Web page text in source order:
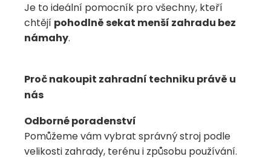
Je to ideální pomocník pro všechny, kteří
chtějí pohodlně sekat menší zahradu bez
námahy.
Proč nakoupit zahradní techniku právě u
nás
Odborné poradenství
Pomůžeme vám vybrat správný stroj podle
velikosti zahrady, terénu i způsobu používání.